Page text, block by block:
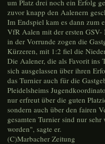
um Platz drei noch ein Erfolg
zuvor knapp den Aalenern
Im Endspiel kam es dann zum
VfR Aalen mit der ersten
in der Vorrunde zogen die
Kürzeren, mit 1:2 fiel die
Die Aalener, die als Favorit ins
sich ausgelassen über ihren
das Turnier auch für die
Pleidelsheims
nur erfreut über die guten
sondern auch über den fairen
gesamten Turnier sind nur
worden", sagte er.
(C)Marbacher Zeitung